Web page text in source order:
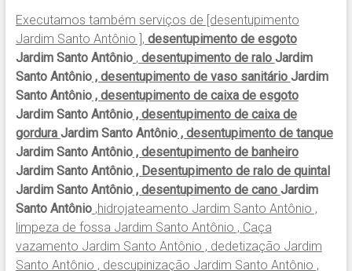
Executamos também serviços de [desentupimento
Jardim Santo Antônio ], desentupimento de esgoto
Jardim Santo Antônio , desentupimento de ralo Jardim
Santo Antônio, desentupimento de vaso sanitário Jardim
Santo Antônio, desentupimento de caixa de esgoto
Jardim Santo Antônio, desentupimento de caixa de
gordura Jardim Santo Antônio, desentupimento de tanque
Jardim Santo Antônio, desentupimento de banheiro
Jardim Santo Antônio, Desentupimento de ralo de quintal
Jardim Santo Antônio, desentupimento de cano Jardim
Santo Antônio ,hidrojateamento Jardim Santo Antônio ,
limpeza de fossa Jardim Santo Antônio , Caça
vazamento Jardim Santo Antônio , dedetização Jardim
Santo Antônio , descupinização Jardim Santo Antônio ,